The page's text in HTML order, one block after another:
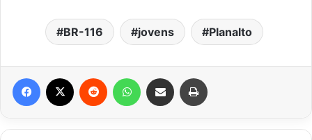
BR-116 jovens Planalto
Facebook Reddit WhatsAppCompartilhar via e-mail